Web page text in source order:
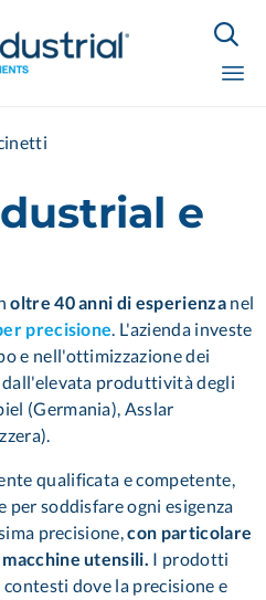

e
oltre 40 anni di esperienzanel
precisione. L'azienda investe
e nell'ottimizzazione dei
produttività degli
(Germania), Asslar
qualificata e competente,
soddisfare ogni esigenza
precisione,con particolare
utensili. I prodotti
dove la precisione e